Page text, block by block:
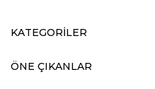
KATEGORİLER
ÖNE ÇIKANLAR